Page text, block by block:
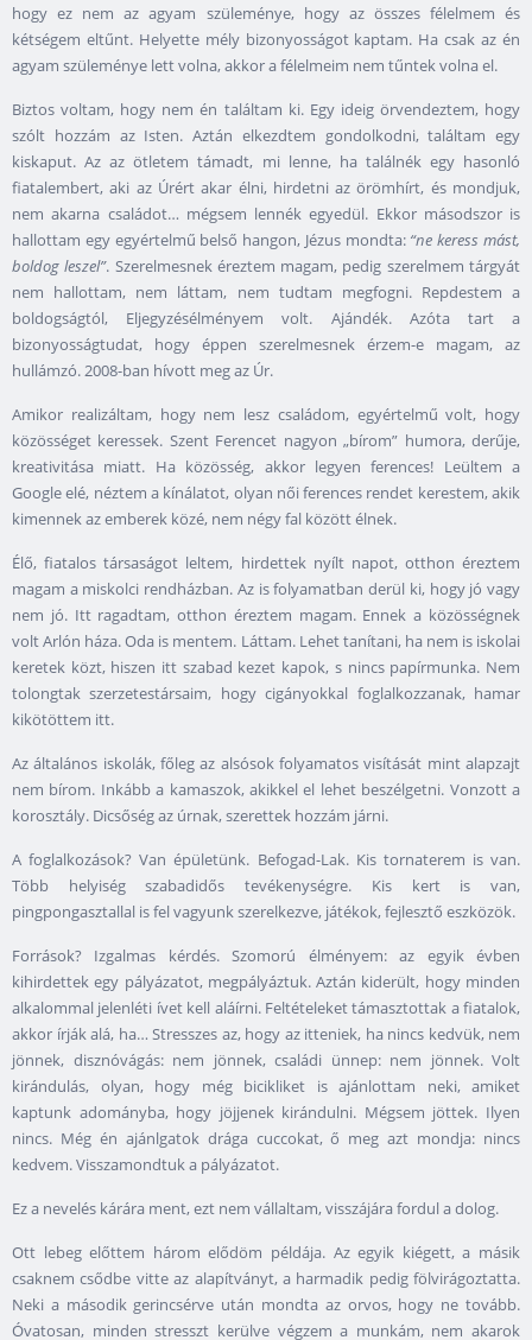
hogy ez nem az agyam szüleménye, hogy az összes félelmem és
kétségem eltűnt. Helyette mély bizonyosságot kaptam. Ha csak az én
agyam szüleménye lett volna, akkor a félelmeim nem tűntek volna el.
Biztos voltam, hogy nem én találtam ki. Egy ideig örvendeztem, hogy
szólt hozzám az Isten. Aztán elkezdtem gondolkodni, találtam egy
kiskaput. Az az ötletem támadt, mi lenne, ha találnék egy hasonló
fiatalembert, aki az Úrért akar élni, hirdetni az örömhírt, és mondjuk,
nem akarna családot… mégsem lennék egyedül. Ekkor másodszor is
hallottam egy egyértelmű belső hangon, Jézus mondta: “ne keress mást,
boldog leszel”. Szerelmesnek éreztem magam, pedig szerelmem tárgyát
nem hallottam, nem láttam, nem tudtam megfogni. Repdestem a
boldogságtól, Eljegyzésélményem volt. Ajándék. Azóta tart a
bizonyosságtudat, hogy éppen szerelmesnek érzem-e magam, az
hullámzó. 2008-ban hívott meg az Úr.
Amikor realizáltam, hogy nem lesz családom, egyértelmű volt, hogy
közösséget keressek. Szent Ferencet nagyon „bírom” humora, derűje,
kreativitása miatt. Ha közösség, akkor legyen ferences! Leültem a
Google elé, néztem a kínálatot, olyan női ferences rendet kerestem, akik
kimennek az emberek közé, nem négy fal között élnek.
Élő, fiatalos társaságot leltem, hirdettek nyílt napot, otthon éreztem
magam a miskolci rendházban. Az is folyamatban derül ki, hogy jó vagy
nem jó. Itt ragadtam, otthon éreztem magam. Ennek a közösségnek
volt Arlón háza. Oda is mentem. Láttam. Lehet tanítani, ha nem is iskolai
keretek közt, hiszen itt szabad kezet kapok, s nincs papírmunka. Nem
tolongtak szerzetestársaim, hogy cigányokkal foglalkozzanak, hamar
kikötöttem itt.
Az általános iskolák, főleg az alsósok folyamatos visítását mint alapzajt
nem bírom. Inkább a kamaszok, akikkel el lehet beszélgetni. Vonzott a
korosztály. Dicsőség az úrnak, szerettek hozzám járni.
A foglalkozások? Van épületünk. Befogad-Lak. Kis tornaterem is van.
Több helyiség szabadidős tevékenységre. Kis kert is van,
pingpongasztallal is fel vagyunk szerelkezve, játékok, fejlesztő eszközök.
Források? Izgalmas kérdés. Szomorú élményem: az egyik évben
kihirdettek egy pályázatot, megpályáztuk. Aztán kiderült, hogy minden
alkalommal jelenléti ívet kell aláírni. Feltételeket támasztottak a fiatalok,
akkor írják alá, ha… Stresszes az, hogy az itteniek, ha nincs kedvük, nem
jönnek, disznóvágás: nem jönnek, családi ünnep: nem jönnek. Volt
kirándulás, olyan, hogy még bicikliket is ajánlottam neki, amiket
kaptunk adományba, hogy jöjjenek kirándulni. Mégsem jöttek. Ilyen
nincs. Még én ajánlgatok drága cuccokat, ő meg azt mondja: nincs
kedvem. Visszamondtuk a pályázatot.
Ez a nevelés kárára ment, ezt nem vállaltam, visszájára fordul a dolog.
Ott lebeg előttem három elődöm példája. Az egyik kiégett, a másik
csaknem csődbe vitte az alapítványt, a harmadik pedig fölvirágoztatta.
Neki a második gerincsérve után mondta az orvos, hogy ne tovább.
Óvatosan, minden stresszt kerülve végzem a munkám, nem akarok